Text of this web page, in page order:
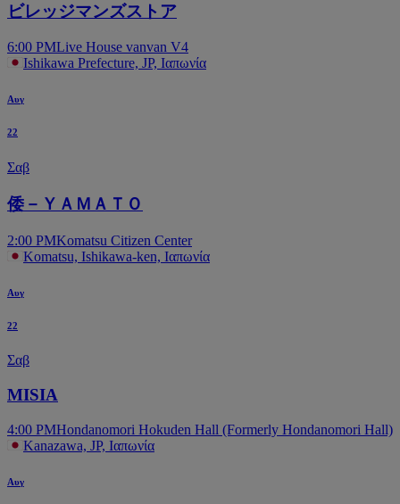
ビレッジマンズストア
6:00 PMLive House vanvan V4
Ishikawa Prefecture, JP, Ιαπωνία
Αυγ
22
Σαβ
倭－ＹＡＭＡＴＯ
2:00 PMKomatsu Citizen Center
Komatsu, Ishikawa-ken, Ιαπωνία
Αυγ
22
Σαβ
MISIA
4:00 PMHondanomori Hokuden Hall (Formerly Hondanomori Hall)
Kanazawa, JP, Ιαπωνία
Αυγ